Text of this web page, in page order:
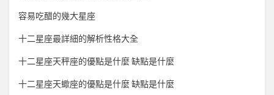
容易吃醋的幾大星座
十二星座最詳細的解析性格大全
十二星座天秤座的優點是什麼 缺點是什麼
十二星座天蠍座的優點是什麼 缺點是什麼